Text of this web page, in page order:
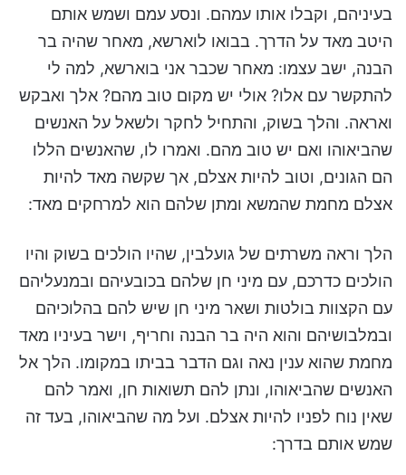
בעיניהם, וקבלו אותו עמהם. ונסע עמם ושמש אותם
היטב מאד על הדרך. בבואו לוארשא, מאחר שהיה בר
הבנה, ישב עצמו: מאחר שכבר אני בוארשא, למה לי
להתקשר עם אלו? אולי יש מקום טוב מהם? אלך ואבקש
ואראה. והלך בשוק, והתחיל לחקר ולשאל על האנשים
שהביאוהו ואם יש טוב מהם. ואמרו לו, שהאנשים הללו
הם הגונים, וטוב להיות אצלם, אך שקשה מאד להיות
אצלם מחמת שהמשא ומתן שלהם הוא למרחקים מאד:
הלך וראה משרתים של גועלבין, שהיו הולכים בשוק והיו
הולכים כדרכם, עם מיני חן שלהם בכובעיהם ובמנעליהם
עם הקצוות בולטות ושאר מיני חן שיש להם בהלוכיהם
ובמלבושיהם והוא היה בר הבנה וחריף, וישר בעיניו מאד
מחמת שהוא ענין נאה וגם הדבר בביתו במקומו. הלך אל
האנשים שהביאוהו, ונתן להם תשואות חן, ואמר להם
שאין נוח לפניו להיות אצלם. ועל מה שהביאוהו, בעד זה
שמש אותם בדרך: